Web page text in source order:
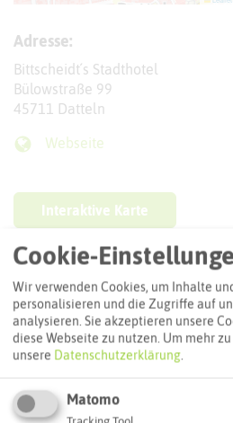
Adresse:
Bittscheidt´s Stadthotel
Bülowstraße 99
45711 Datteln
Webseite
Interaktive Karte
Routenplanung zum Ziel:
ÖPNV-Route finden
Cookie-
Wir verwenden Cookies, um Inhalte
personalisieren und die Zugriffe auf
analysieren. Sie akzeptieren unsere
diese Webseite zu nutzen. Um mehr
unsere Datenschutzerklärung.
Matomo